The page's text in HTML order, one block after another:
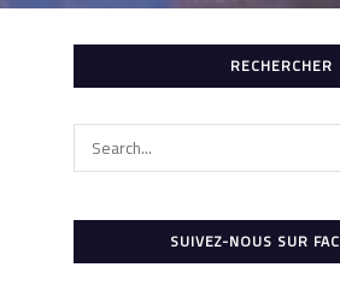
RECHERCHER
SUIVEZ-NOUS SUR